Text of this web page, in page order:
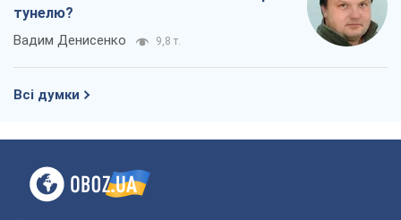
тунелю?
Вадим Денисенко 9,8 т.
Всі думки